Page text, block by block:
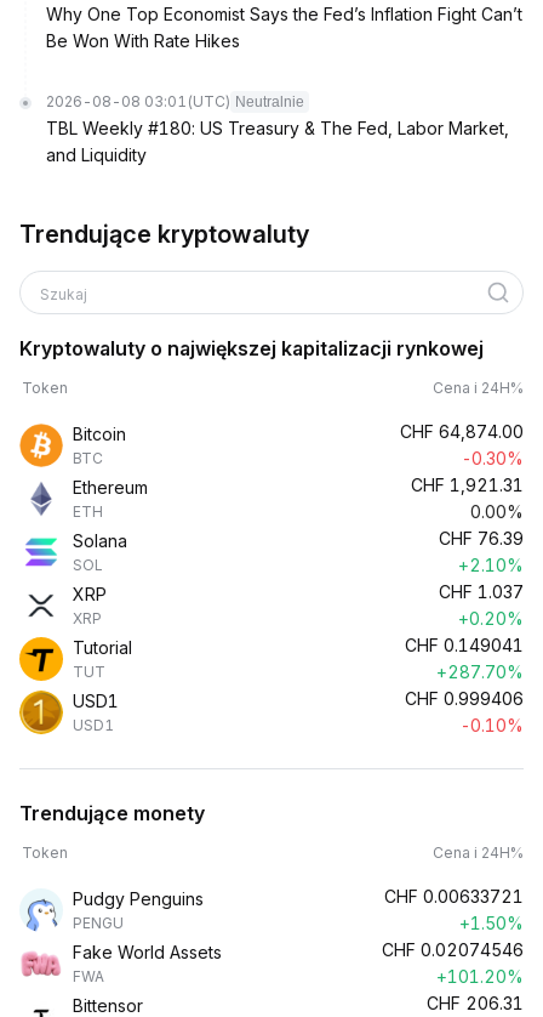
Why One Top Economist Says the Fed’s Inflation Fight Can’t
Be Won With Rate Hikes
2026-08-08 03:01 (UTC) Neutralnie
TBL Weekly #180: US Treasury & The Fed, Labor Market,
and Liquidity
Trendujące kryptowaluty
Szukaj
Kryptowaluty o największej kapitalizacji rynkowej
Token Cena i 24H%
Bitcoin
BTC
CHF 64,874.00
-0.30%
Ethereum
ETH
CHF 1,921.31
0.00%
Solana
SOL
CHF 76.39
+2.10%
XRP
XRP
CHF 1.037
+0.20%
Tutorial
TUT
CHF 0.149041
+287.70%
USD1
USD1
CHF 0.999406
-0.10%
Trendujące monety
Token Cena i 24H%
Pudgy Penguins
PENGU
CHF 0.00633721
+1.50%
Fake World Assets
FWA
CHF 0.02074546
+101.20%
Bittensor
CHF 206.31